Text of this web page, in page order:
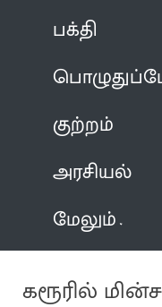
பக்தி
குற்றம்
அரசியல்
மேலும்
கரூரில்